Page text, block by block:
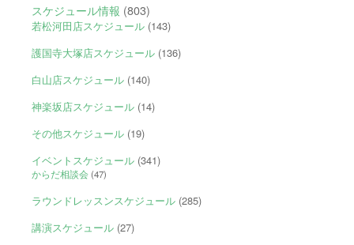
スケジュール情報 (803)
若松河田店スケジュール(143)
護国寺大塚店スケジュール(136)
白山店スケジュール(140)
神楽坂店スケジュール(14)
その他スケジュール(19)
イベントスケジュール(341)
からだ相談会(47)
ラウンドレッスンスケジュール(285)
講演スケジュール(27)